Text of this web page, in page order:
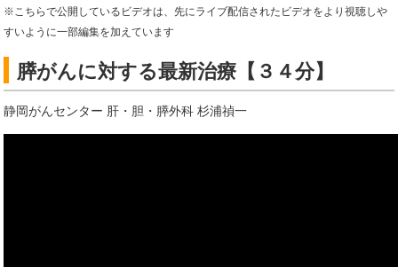
※こちらで公開しているビデオは、先にライブ配信されたビデオをより視聴しや
すいように一部編集を加えています
膵がんに対する最新治療【３４分】
静岡がんセンター 肝・胆・膵外科 杉浦禎一